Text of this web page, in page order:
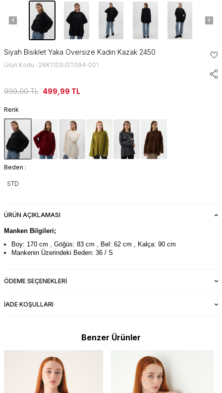
Siyah Bisiklet Yaka Oversize Kadın Kazak 2450
Ürün Kodu : 26K1123UST094-001
999,00TL 499,99 TL
Renk
Beden :
STD
ÜRÜN AÇIKLAMASI
Manken Bilgileri;
Boy: 170 cm , Göğüs: 83 cm , Bel: 62 cm , Kalça: 90 cm
Mankenin Üzerindeki Beden: 36 / S
ÖDEME SEÇENEKLERI
İADE KOŞULLARI
Benzer Ürünler